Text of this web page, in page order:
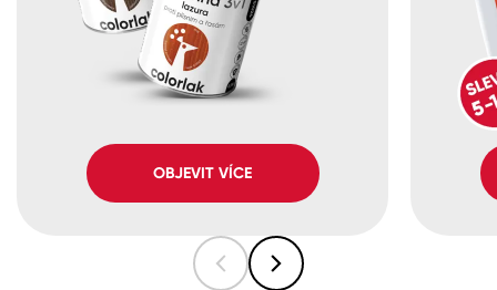
OBJEVIT VÍCE